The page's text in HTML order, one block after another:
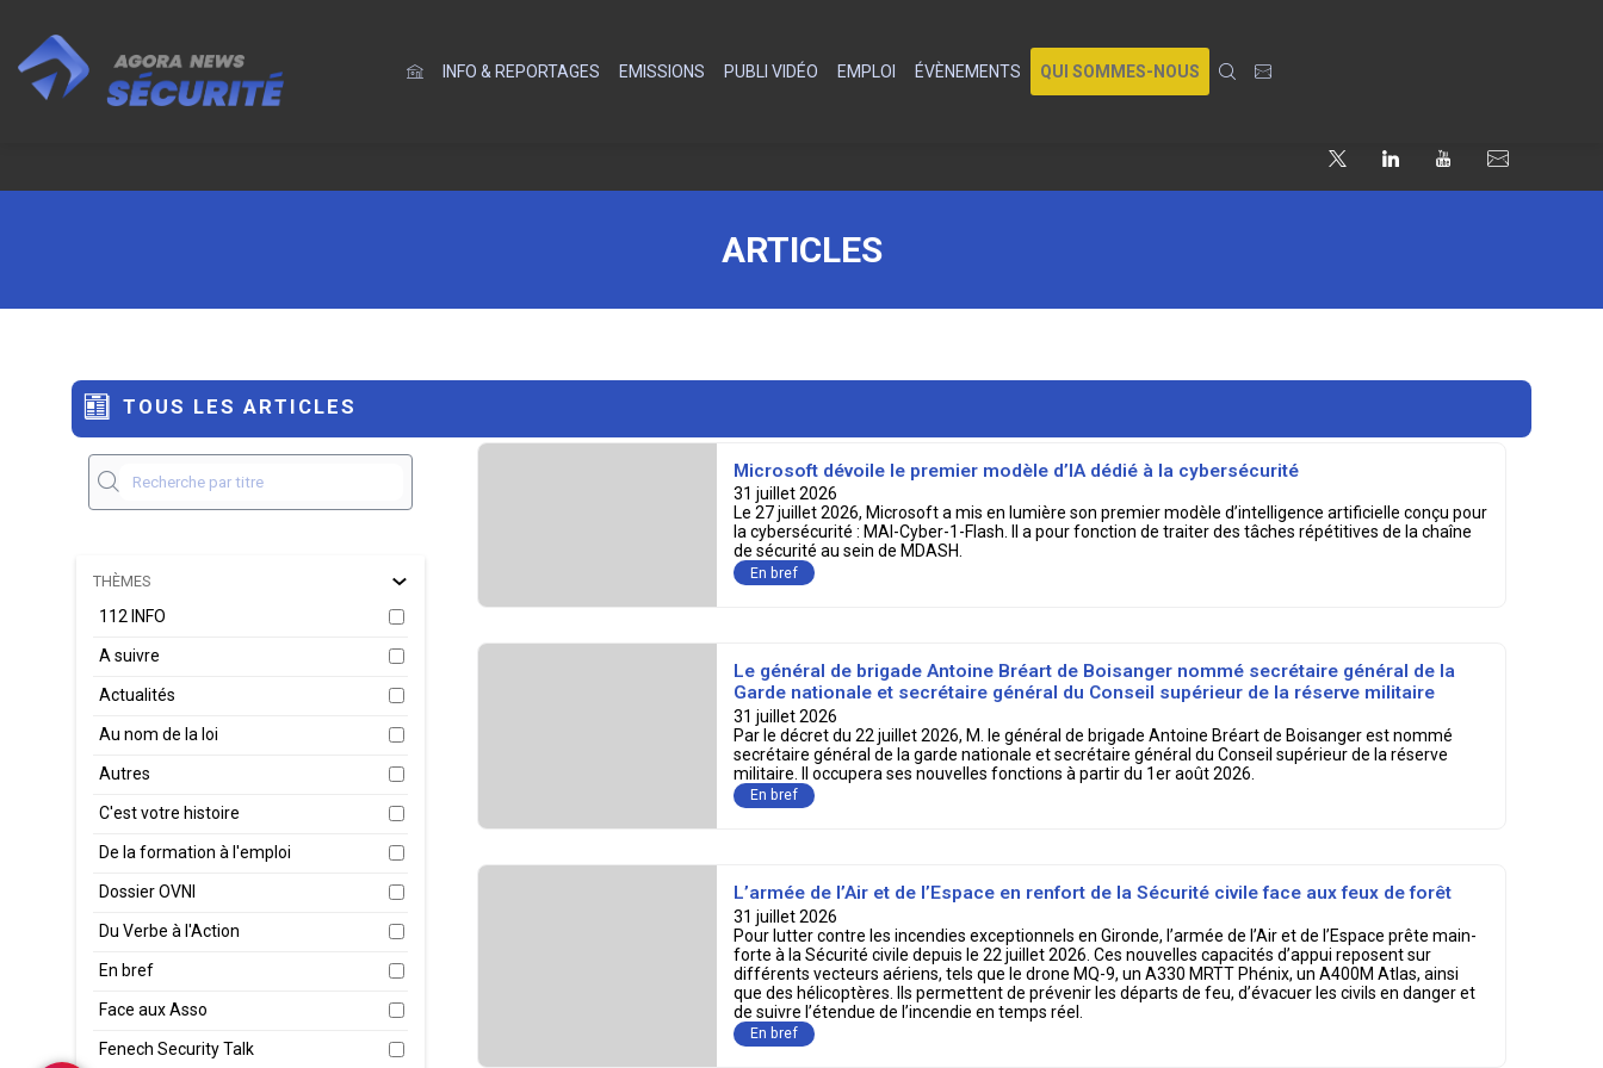
INFO & REPORTAGES EMISSIONS PUBLI VIDÉO EMPLOI ÉVÈNEMENTS QUI SOMMES-NOUS
ARTICLES
TOUS LES ARTICLES
THÈMES
112 INFO
A suivre
Actualités
Au nom de la loi
Autres
C'est votre histoire
De la formation à l'emploi
Dossier OVNI
Du Verbe à l'Action
En bref
Face aux Asso
Fenech Security Talk
Microsoft dévoile le premier modèle d’IA dédié à la cybersécurité
31 juillet 2026
Le 27 juillet 2026, Microsoft a mis en lumière son premier modèle d’intelligence artificielle conçu pour
la cybersécurité : MAI-Cyber-1-Flash. Il a pour fonction de traiter des tâches répétitives de la chaîne
En bref
Le général de brigade Antoine Bréart de Boisanger nommé secrétaire général de la
Garde nationale et secrétaire général du Conseil supérieur de la réserve militaire
31 juillet 2026
Par le décret du 22 juillet 2026, M. le général de brigade Antoine Bréart de Boisanger est nommé
secrétaire général de la garde nationale et secrétaire général du Conseil supérieur de la réserve
militaire. Il occupera ses nouvelles fonctions à partir du 1er août 2026.
En bref
L’armée de l’Air et de l’Espace en renfort de la Sécurité civile face aux feux de forêt
31 juillet 2026
Pour lutter contre les incendies exceptionnels en Gironde, l’armée de l’Air et de l’Espace prête main-
forte à la Sécurité civile depuis le 22 juillet 2026. Ces nouvelles capacités d’appui reposent sur
différents vecteurs aériens, tels que le drone MQ-9, un A330 MRTT Phénix, un A400M Atlas, ainsi
que des hélicoptères. Ils permettent de prévenir les départs de feu, d’évacuer les civils en danger et
de suivre l’étendue de l’incendie en temps réel.
En bref